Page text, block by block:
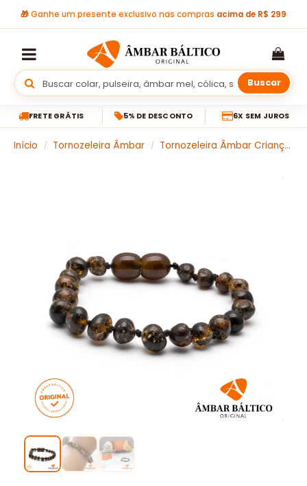
🎁Ganhe um presente exclusivo nas compras acima de R$ 299
Buscar
FRETE GRÁTIS 5% DE DESCONTO 6X SEM JUROS
Início / Tornozeleira Âmbar / Tornozeleira Âmbar Criança